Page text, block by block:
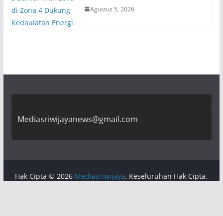
Agustus 5, 2026
Mediasriwijayanews@gmail.com
Hak Cipta © 2026 Mediasriwijaya. Keseluruhan Hak Cipta.